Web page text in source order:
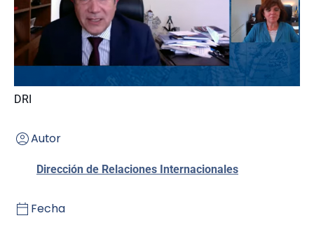
DRI
Autor
Dirección de Relaciones Internacionales
Fecha